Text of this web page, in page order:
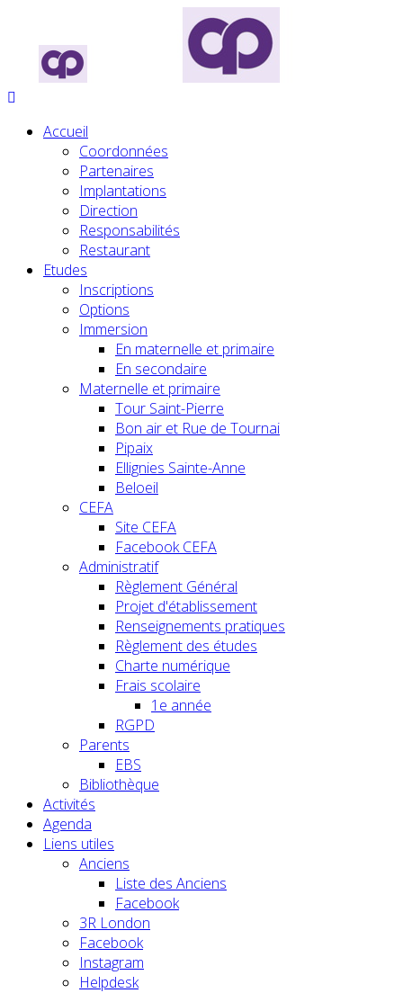
Accueil
Coordonnées
Partenaires
Implantations
Direction
Responsabilités
Restaurant
Etudes
Inscriptions
Options
Immersion
En maternelle et primaire
En secondaire
Maternelle et primaire
Tour Saint-Pierre
Bon air et Rue de Tournai
Pipaix
Ellignies Sainte-Anne
Beloeil
CEFA
Site CEFA
Facebook CEFA
Administratif
Règlement Général
Projet d'établissement
Renseignements pratiques
Règlement des études
Charte numérique
Frais scolaire
1e année
RGPD
Parents
EBS
Bibliothèque
Activités
Agenda
Liens utiles
Anciens
Liste des Anciens
Facebook
3R London
Facebook
Instagram
Helpdesk